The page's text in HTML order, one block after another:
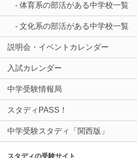
- 体育系の部活がある中学校一覧
- 文化系の部活がある中学校一覧
説明会・イベントカレンダー
入試カレンダー
中学受験情報局
スタディPASS！
中学受験スタディ「関西版」
スタディの受験サイト